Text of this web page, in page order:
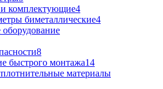
комплектующие4
биметаллические4
8
быстрого монтажа14
материалы